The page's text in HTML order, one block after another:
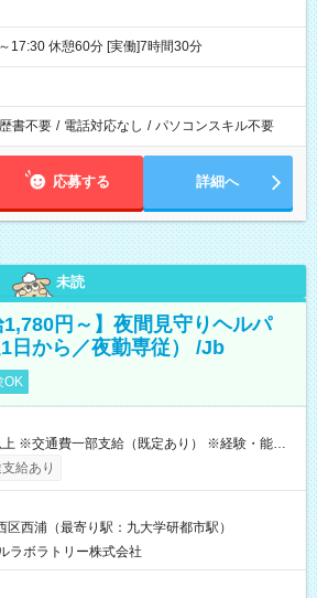
17:30 休憩60分 [実働]7時間30分
書不要 / 電話対応なし / パソコンスキル不要
応募する 詳細へ
未読
1,780円～】夜間見守りヘルパ
日から／夜勤専従） /Jb
OK
※交通費一部支給（既定あり） ※経験・能力を
合：1,780円×8時
円×8時間×12回
給与に、本採用時と異なる部分があります。 雇
時と同じです。 給与：時給 1,490円以上
給あり
区西浦（最寄り駅：九大学研都市駅）
ラボラトリー株式会社